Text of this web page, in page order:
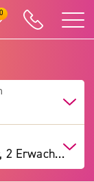
0
1 Zimmer, 2 Erwachsene